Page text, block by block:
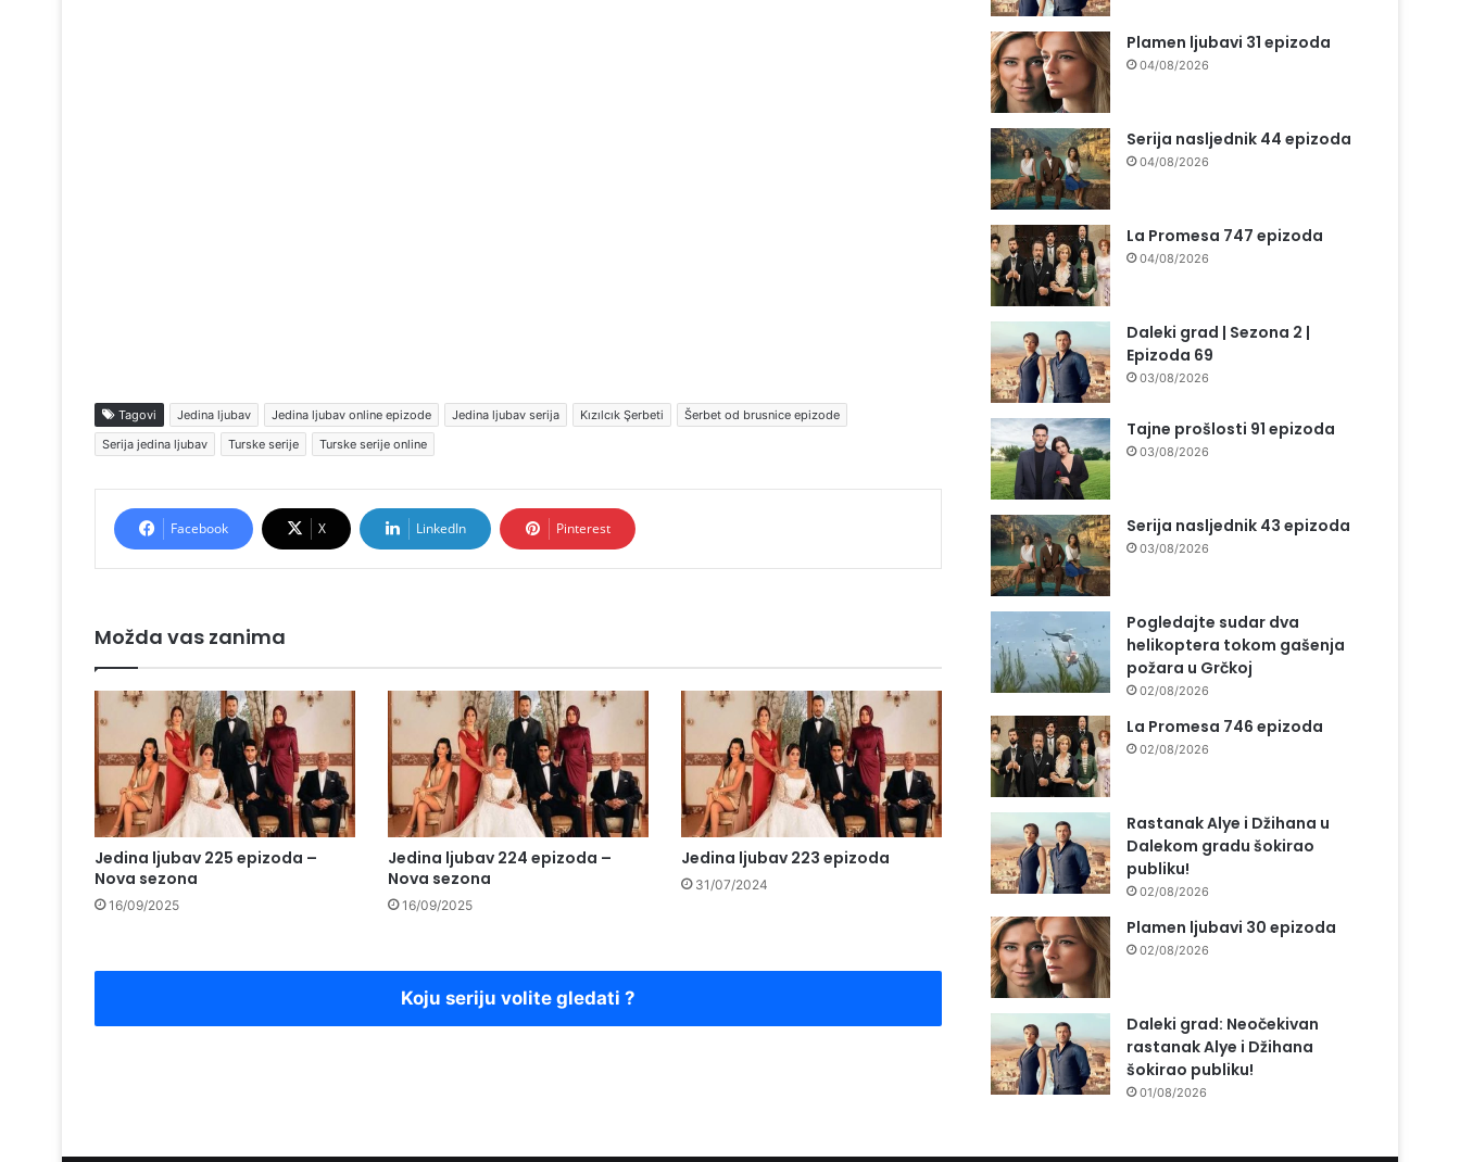
Tagovi Jedina ljubav Jedina ljubav online epizode Jedina ljubav serija Kızılcık Şerbeti
Šerbet od brusnice epizode
Serija jedina ljubav
Turske serije Turske serije online
Facebook X LinkedIn Pinterest
Možda vas zanima
Jedina ljubav 225 epizoda –
Nova sezona
16/09/2025
Jedina ljubav 224 epizoda –
Nova sezona
16/09/2025
Jedina ljubav 223 epizoda
31/07/2024
Koju seriju volite gledati ?
Plamen ljubavi 31 epizoda
04/08/2026
Serija nasljednik 44 epizoda
04/08/2026
La Promesa 747 epizoda
04/08/2026
Daleki grad | Sezona 2 |
Epizoda 69
03/08/2026
Tajne prošlosti 91 epizoda
03/08/2026
Serija nasljednik 43 epizoda
03/08/2026
Pogledajte sudar dva
helikoptera tokom gašenja
požara u Grčkoj
02/08/2026
La Promesa 746 epizoda
02/08/2026
Rastanak Alye i Džihana u
Dalekom gradu šokirao
publiku!
02/08/2026
Plamen ljubavi 30 epizoda
02/08/2026
Daleki grad: Neočekivan
rastanak Alye i Džihana
šokirao publiku!
01/08/2026